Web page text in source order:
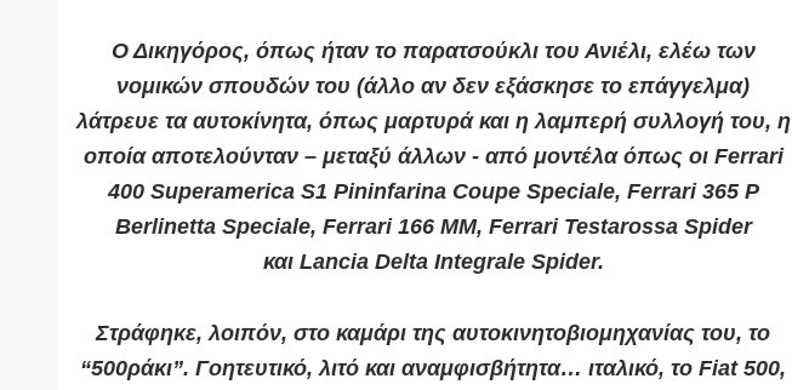
Ο Δικηγόρος, όπως ήταν το παρατσούκλι του Ανιέλι, ελέω των
νομικών σπουδών του (άλλο αν δεν εξάσκησε το επάγγελμα)
λάτρευε τα αυτοκίνητα, όπως μαρτυρά και ηλαμπερή συλλογή του, η
οποία αποτελούνταν – μεταξύ άλλων - από μοντέλα όπως οι Ferrari
400 Superamerica S1 Pininfarina Coupe Speciale, Ferrari 365 P
Berlinetta Speciale, Ferrari 166 MM, Ferrari Testarossa Spider
και Lancia Delta Integrale Spider.
Στράφηκε, λοιπόν, στο καμάρι της αυτοκινητοβιομηχανίας του, το
“500ράκι”. Γοητευτικό, λιτό και αναμφισβήτητα… ιταλικό, το Fiat 500,